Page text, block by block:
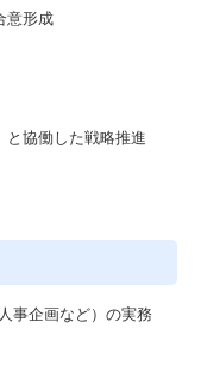
意形成
と協働した戦略推進
事企画など）の実務